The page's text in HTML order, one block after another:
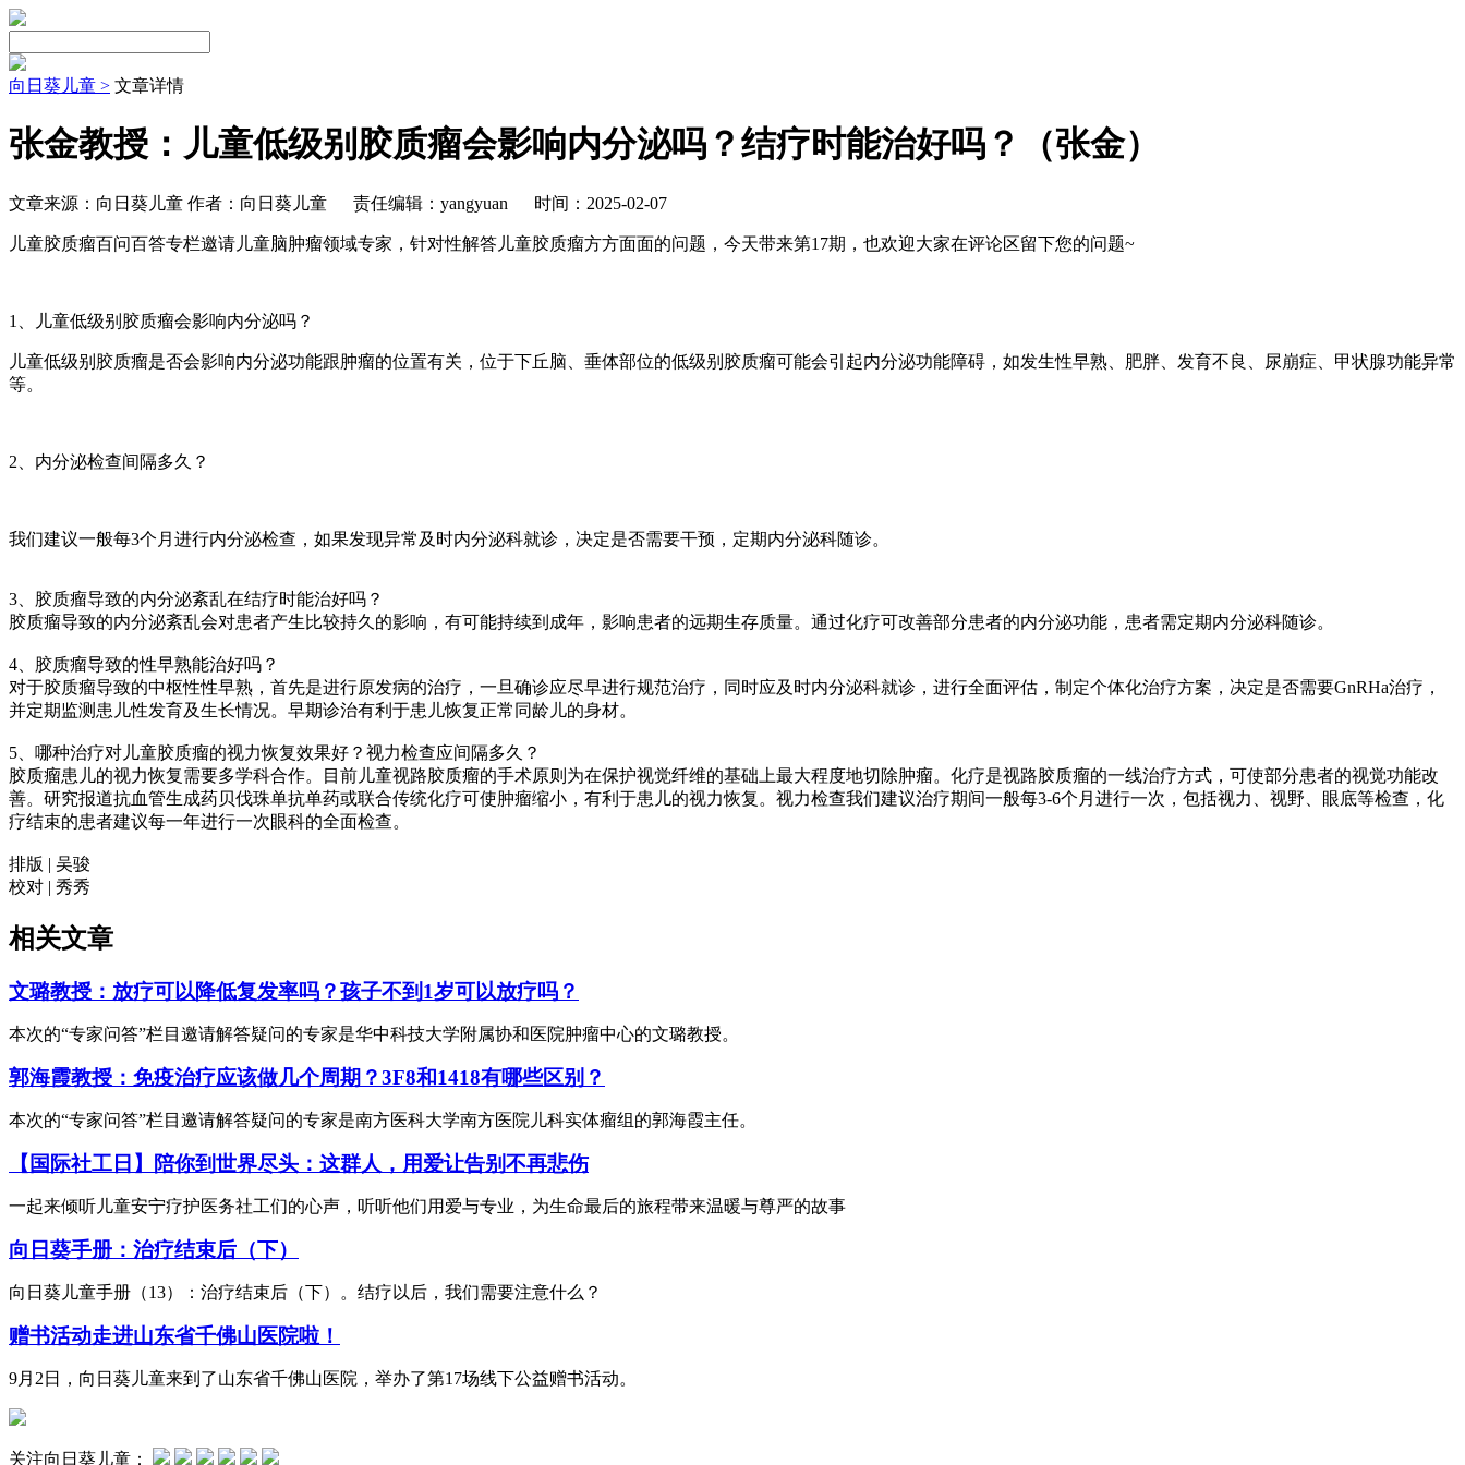
向日葵儿童 > 文章详情
张金教授：儿童低级别胶质瘤会影响内分泌吗？结疗时能治好吗？（张金）
文章来源：向日葵儿童 作者：向日葵儿童 责任编辑：yangyuan 时间：2025-02-07
儿童胶质瘤百问百答专栏邀请儿童脑肿瘤领域专家，针对性解答儿童胶质瘤方方面面的问题，今天带来第17期，也欢迎大家在评论区留下您的问题~
1、儿童低级别胶质瘤会影响内分泌吗？
儿童低级别胶质瘤是否会影响内分泌功能跟肿瘤的位置有关，位于下丘脑、垂体部位的低级别胶质瘤可能会引起内分泌功能障碍，如发生性早熟、肥胖、发育不良、尿崩症、甲状腺功能异常
等。
2、内分泌检查间隔多久？
我们建议一般每3个月进行内分泌检查，如果发现异常及时内分泌科就诊，决定是否需要干预，定期内分泌科随诊。
3、胶质瘤导致的内分泌紊乱在结疗时能治好吗？
胶质瘤导致的内分泌紊乱会对患者产生比较持久的影响，有可能持续到成年，影响患者的远期生存质量。通过化疗可改善部分患者的内分泌功能，患者需定期内分泌科随诊。
4、胶质瘤导致的性早熟能治好吗？
对于胶质瘤导致的中枢性性早熟，首先是进行原发病的治疗，一旦确诊应尽早进行规范治疗，同时应及时内分泌科就诊，进行全面评估，制定个体化治疗方案，决定是否需要GnRHa治疗，
并定期监测患儿性发育及生长情况。早期诊治有利于患儿恢复正常同龄儿的身材。
5、哪种治疗对儿童胶质瘤的视力恢复效果好？视力检查应间隔多久？
胶质瘤患儿的视力恢复需要多学科合作。目前儿童视路胶质瘤的手术原则为在保护视觉纤维的基础上最大程度地切除肿瘤。化疗是视路胶质瘤的一线治疗方式，可使部分患者的视觉功能改
善。研究报道抗血管生成药贝伐珠单抗单药或联合传统化疗可使肿瘤缩小，有利于患儿的视力恢复。视力检查我们建议治疗期间一般每3-6个月进行一次，包括视力、视野、眼底等检查，化
疗结束的患者建议每一年进行一次眼科的全面检查。
排版 | 吴骏
校对 | 秀秀
相关文章
文璐教授：放疗可以降低复发率吗？孩子不到1岁可以放疗吗？
本次的“专家问答”栏目邀请解答疑问的专家是华中科技大学附属协和医院肿瘤中心的文璐教授。
郭海霞教授：免疫治疗应该做几个周期？3F8和1418有哪些区别？
本次的“专家问答”栏目邀请解答疑问的专家是南方医科大学南方医院儿科实体瘤组的郭海霞主任。
【国际社工日】陪你到世界尽头：这群人，用爱让告别不再悲伤
一起来倾听儿童安宁疗护医务社工们的心声，听听他们用爱与专业，为生命最后的旅程带来温暖与尊严的故事
向日葵手册：治疗结束后（下）
向日葵儿童手册（13）：治疗结束后（下）。结疗以后，我们需要注意什么？
赠书活动走进山东省千佛山医院啦！
9月2日，向日葵儿童来到了山东省千佛山医院，举办了第17场线下公益赠书活动。
关注向日葵儿童：